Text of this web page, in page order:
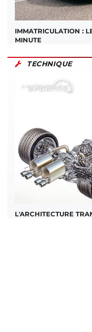
IMMATRICULATION :
MINUTE
TECHNIQUE
L'ARCHITECTURE